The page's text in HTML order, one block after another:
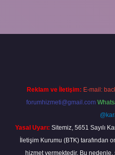
Reklam ve İletişim: E-mail:
forumhizmeti@gmail.com
Yasal Uyarı: Sitemiz, 5651 Sayılı
İletişim Kurumu (BTK) tarafından
hizmet vermektedir. Bu